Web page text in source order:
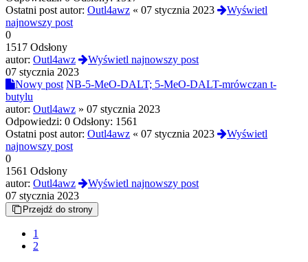
Ostatni post autor: Outl4awz « 07 stycznia 2023
Wyświetl
najnowszy post
0
1517 Odsłony
autor: Outl4awz
Wyświetl najnowszy post
07 stycznia 2023
Nowy post NB-5-MeO-DALT; 5-MeO-DALT-mrówczan t-
butylu
autor: Outl4awz » 07 stycznia 2023
Odpowiedzi: 0 Odsłony: 1561
Ostatni post autor: Outl4awz « 07 stycznia 2023
Wyświetl
najnowszy post
0
1561 Odsłony
autor: Outl4awz
Wyświetl najnowszy post
07 stycznia 2023
Przejdź do strony
1
2